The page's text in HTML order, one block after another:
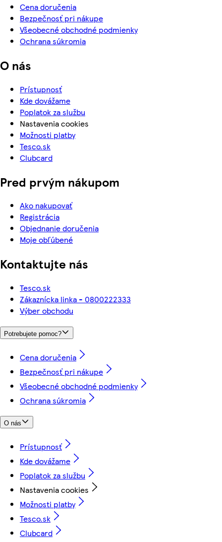
Cena doručenia
Bezpečnosť pri nákupe
Všeobecné obchodné podmienky
Ochrana súkromia
O nás
Prístupnosť
Kde dovážame
Poplatok za službu
Nastavenia cookies
Možnosti platby
Tesco.sk
Clubcard
Pred prvým nákupom
Ako nakupovať
Registrácia
Objednanie doručenia
Moje obľúbené
Kontaktujte nás
Tesco.sk
Zákaznícka linka - 0800222333
Výber obchodu
Potrebujete pomoc?
Cena doručenia
Bezpečnosť pri nákupe
Všeobecné obchodné podmienky
Ochrana súkromia
O nás
Prístupnosť
Kde dovážame
Poplatok za službu
Nastavenia cookies
Možnosti platby
Tesco.sk
Clubcard